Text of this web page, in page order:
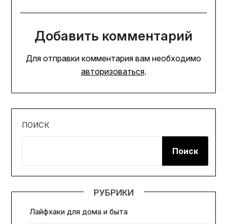
Добавить комментарий
Для отправки комментария вам необходимо
авторизоваться.
ПОИСК
Поиск
РУБРИКИ
Лайфхаки для дома и быта